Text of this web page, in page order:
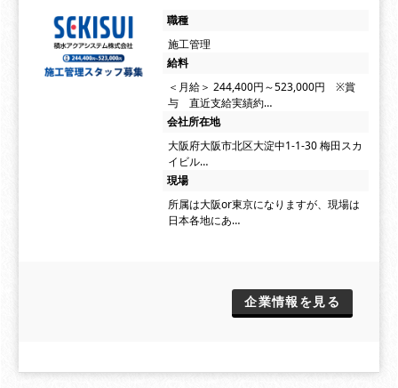
職種
施工管理
給料
＜月給＞ 244,400円～523,000円 ※賞
与 直近支給実績約…
会社所在地
大阪府大阪市北区大淀中1-1-30 梅田スカ
イビル…
現場
所属は大阪or東京になりますが、現場は
日本各地にあ…
企業情報を見る